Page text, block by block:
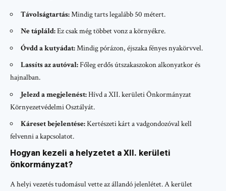
Távolságtartás:Mindig tarts legalább 50 métert.
Ne tápláld:Ez csak még többet vonz a környékre.
Óvdd a kutyádat:Mindig pórázon, éjszaka fényes nyakörvvel.
Lassíts az autóval:Főleg erdős útszakaszokon alkonyatkor és
hajnalban.
Jelezd a megjelenést:Hívd a XII. kerületi Önkormányzat
Környezetvédelmi Osztályát.
Káreset bejelentése:Kertészeti kárt a vadgondozóval kell
felvenni a kapcsolatot.
Hogyan kezeli a helyzetet a XII. kerületi
önkormányzat?
A helyi vezetés tudomásul vette az állandó jelenlétet. A kerület